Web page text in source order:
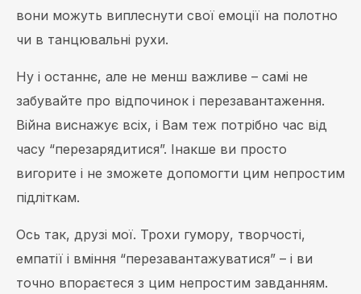
вони можуть виплеснути свої емоції на полотно
чи в танцювальні рухи.
Ну і останнє, але не менш важливе – самі не
забувайте про відпочинок і перезавантаження.
Війна виснажує всіх, і Вам теж потрібно час від
часу “перезарядитися”. Інакше ви просто
вигорите і не зможете допомогти цим непростим
підліткам.
Ось так, друзі мої. Трохи гумору, творчості,
емпатії і вміння “перезавантажуватися” – і ви
точно впораєтеся з цим непростим завданням.